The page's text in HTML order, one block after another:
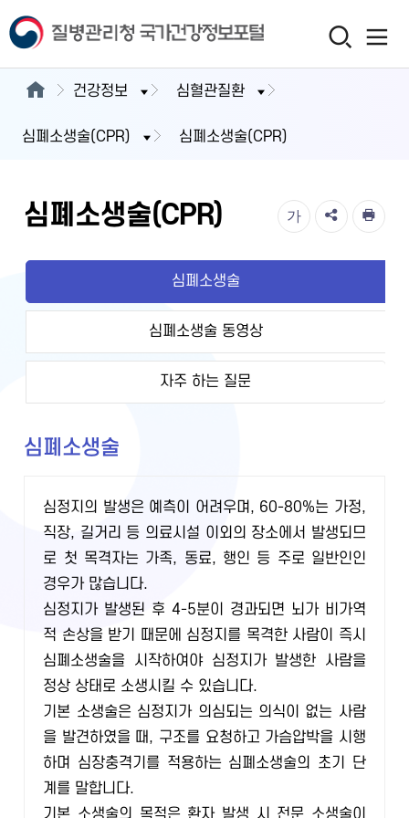
건강정보 심혈관질환
심폐소생술(CPR) 심폐소생술(CPR)
심폐소생술(CPR) 가
심폐소생술
심폐소생술 동영상
자주 하는 질문
심폐소생술
심정지의 발생은 예측이 어려우며, 60-80%는 가정,
직장, 길거리 등 의료시설 이외의 장소에서 발생되므
로 첫 목격자는 가족, 동료, 행인 등 주로 일반인인
경우가 많습니다.
심정지가 발생된 후 4-5분이 경과되면 뇌가 비가역
적 손상을 받기 때문에 심정지를 목격한 사람이 즉시
심폐소생술을 시작하여야 심정지가 발생한 사람을
정상 상태로 소생시킬 수 있습니다.
기본 소생술은 심정지가 의심되는 의식이 없는 사람
을 발견하였을 때, 구조를 요청하고 가슴압박을 시행
하며 심장충격기를 적용하는 심폐소생술의 초기 단
계를 말합니다.
기본 소생술의 목적은 환자 발생 시 전문 소생술이